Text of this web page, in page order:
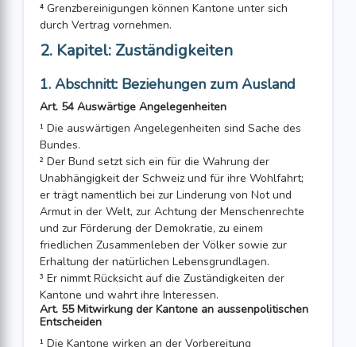
⁴ Grenzbereinigungen können Kantone unter sich
durch Vertrag vornehmen.
2. Kapitel: Zuständigkeiten
1. Abschnitt: Beziehungen zum Ausland
Art. 54 Auswärtige Angelegenheiten
¹ Die auswärtigen Angelegenheiten sind Sache des
Bundes.
² Der Bund setzt sich ein für die Wahrung der
Unabhängigkeit der Schweiz und für ihre Wohlfahrt;
er trägt namentlich bei zur Linderung von Not und
Armut in der Welt, zur Achtung der Menschenrechte
und zur Förderung der Demokratie, zu einem
friedlichen Zusammenleben der Völker sowie zur
Erhaltung der natürlichen Lebensgrundlagen.
³ Er nimmt Rücksicht auf die Zuständigkeiten der
Kantone und wahrt ihre Interes­sen.
Art. 55 Mitwirkung der Kantone an aussenpolitischen
Entscheiden
¹ Die Kantone wirken an der Vorbereitung